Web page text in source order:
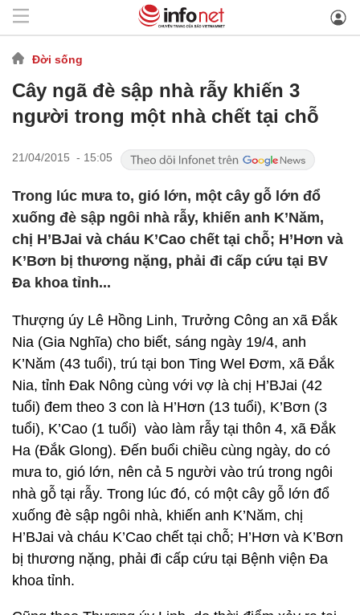
Đời sống
Cây ngã đè sập nhà rẫy khiến 3
người trong một nhà chết tại chỗ
21/04/2015 - 15:05
Trong lúc mưa to, gió lớn, một cây gỗ lớn đổ
xuống đè sập ngôi nhà rẫy, khiến anh K’Năm,
chị H’BJai và cháu K’Cao chết tại chỗ; H’Hơn và
K’Bơn bị thương nặng, phải đi cấp cứu tại BV
Đa khoa tỉnh...
Thượng úy Lê Hồng Linh, Trưởng Công an xã Đắk
Nia (Gia Nghĩa) cho biết, sáng ngày 19/4, anh
K’Năm (43 tuổi), trú tại bon Ting Wel Đơm, xã Đắk
Nia, tỉnh Đak Nông cùng với vợ là chị H’BJai (42
tuổi) đem theo 3 con là H’Hơn (13 tuổi), K’Bơn (3
tuổi), K’Cao (1 tuổi) vào làm rẫy tại thôn 4, xã Đắk
Ha (Đắk Glong). Đến buổi chiều cùng ngày, do có
mưa to, gió lớn, nên cả 5 người vào trú trong ngôi
nhà gỗ tại rẫy. Trong lúc đó, có một cây gỗ lớn đổ
xuống đè sập ngôi nhà, khiến anh K’Năm, chị
H’BJai và cháu K’Cao chết tại chỗ; H’Hơn và K’Bơn
bị thương nặng, phải đi cấp cứu tại Bệnh viện Đa
khoa tỉnh.